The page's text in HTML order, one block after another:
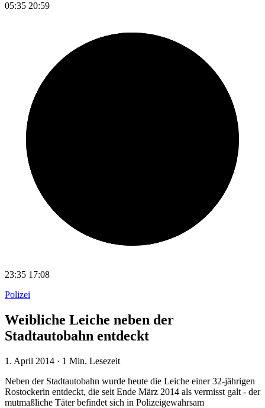
05:35 20:59
23:35 17:08
Polizei
Weibliche Leiche neben der
Stadtautobahn entdeckt
1. April 2014 · 1 Min. Lesezeit
Neben der Stadtautobahn wurde heute die Leiche einer 32-jährigen
Rostockerin entdeckt, die seit Ende März 2014 als vermisst galt - der
mutmaßliche Täter befindet sich in Polizeigewahrsam